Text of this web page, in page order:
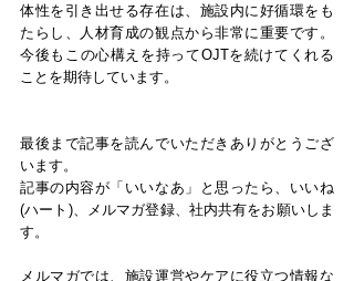
体性を引き出せる存在は、施設内に好循環をも
たらし、人材育成の観点から非常に重要です。
今後もこの心構えを持ってOJTを続けてくれる
ことを期待しています。
最後まで記事を読んでいただきありがとうござ
います。
記事の内容が「いいなあ」と思ったら、いいね
(ハート)、メルマガ登録、社内共有をお願いしま
す。
メルマガでは、施設運営やケアに役立つ情報な